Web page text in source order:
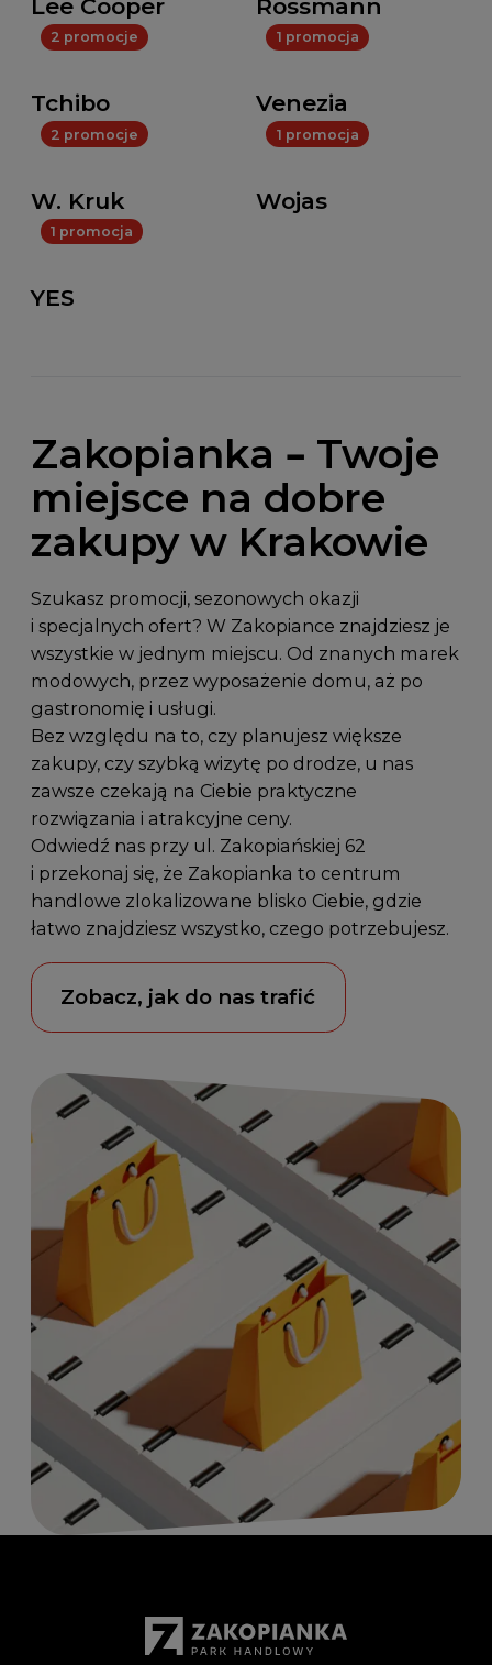
Lee Cooper Rossmann
2 promocje
Tchibo
1 promocja
Venezia
2 promocje
W. Kruk
1 promocja
Wojas
1 promocja
YES
Zakopianka – Twoje
miejsce na dobre
zakupy w Krakowie
Szukasz promocji, sezonowych okazji
i specjalnych ofert? W Zakopiance znajdziesz je
wszystkie w jednym miejscu. Od znanych marek
modowych, przez wyposażenie domu, aż po
gastronomię i usługi.
Bez względu na to, czy planujesz większe
zakupy, czy szybką wizytę po drodze, u nas
zawsze czekają na Ciebie praktyczne
rozwiązania i atrakcyjne ceny.
Odwiedź nas przy ul. Zakopiańskiej 62
i przekonaj się, że Zakopianka to centrum
handlowe zlokalizowane blisko Ciebie, gdzie
łatwo znajdziesz wszystko, czego potrzebujesz.
Zobacz, jak do nas trafić